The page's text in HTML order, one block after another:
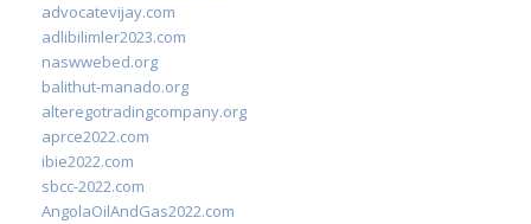
advocatevijay.com
adlibilimler2023.com
naswwebed.org
balithut-manado.org
alteregotradingcompany.org
aprce2022.com
ibie2022.com
sbcc-2022.com
AngolaOilAndGas2022.com